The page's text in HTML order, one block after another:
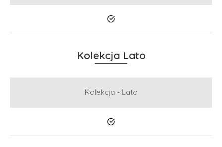
Tak
Kolekcja Lato
Kolekcja - Lato
Tak